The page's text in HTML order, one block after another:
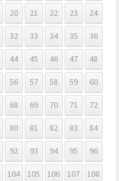
20 21 22 23
24
32 33 34 35
36
44 45 46 47
48
56 57 58 59
60
68 69 70 71
72
80 81 82 83
84
92 93 94 95
96
104 105 106 107 108